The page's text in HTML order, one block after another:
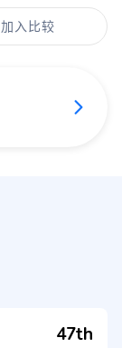
加入比较
47th